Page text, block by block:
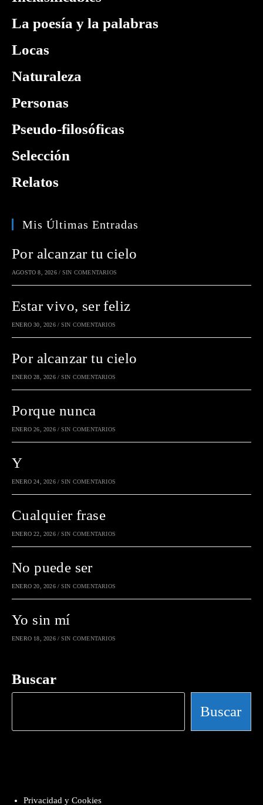
La poesía y la palabras
Locas
Naturaleza
Personas
Pseudo-filosóficas
Selección
Relatos
Mis Últimas Entradas
Por alcanzar tu cielo
AGOSTO 8, 2026 / SIN COMENTARIOS
Estar vivo, ser feliz
ENERO 30, 2026 / SIN COMENTARIOS
Por alcanzar tu cielo
ENERO 28, 2026 / SIN COMENTARIOS
Porque nunca
ENERO 26, 2026 / SIN COMENTARIOS
Y
ENERO 24, 2026 / SIN COMENTARIOS
Cualquier frase
ENERO 22, 2026 / SIN COMENTARIOS
No puede ser
ENERO 20, 2026 / SIN COMENTARIOS
Yo sin mí
ENERO 18, 2026 / SIN COMENTARIOS
Buscar
Buscar
Privacidad y Cookies